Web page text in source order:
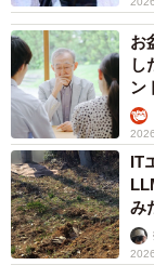
お
し
ン
IT
み
る